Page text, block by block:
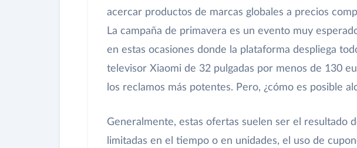
acercar productos de marcas globales a precios
La campaña de primavera es un evento muy
en estas ocasiones donde la plataforma despliega
televisor Xiaomi de 32 pulgadas por menos de 130
los reclamos más potentes. Pero, ¿cómo es posible
Generalmente, estas ofertas suelen ser el resultado
limitadas en el tiempo o en unidades, el uso de